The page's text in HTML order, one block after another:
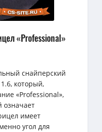
«Professional»
снайперский
который,
«Professional»,
означает
имеет
угол для